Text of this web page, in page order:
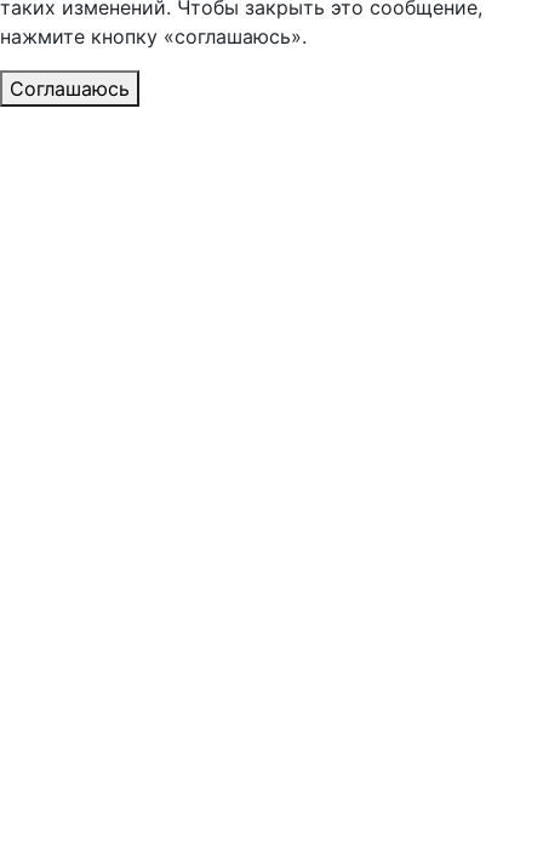
таких изменений. Чтобы закрыть это сообщение,
нажмите кнопку «соглашаюсь».
Соглашаюсь